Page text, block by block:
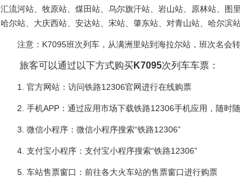
汇流河站、牧原站、煤田站、乌尔旗汗站、岩山站、原林站、图
哈尔站、大庆西站、安达站、宋站、肇东站、对青山站、哈尔滨站
注意：K7095班次列车，从满洲里站到海拉尔站，班次名会
旅客可以通过以下方式购买K7095次列车车票：
1. 官方网站：访问铁路12306官网进行在线购票
2. 手机APP：通过应用市场下载铁路12306手机应用，随时
3. 微信小程序：微信小程序搜索“铁路12306”
4. 支付宝小程序：支付宝小程序搜索“铁路12306”
5. 车站售票窗口：前往各大火车站的售票窗口进行购票